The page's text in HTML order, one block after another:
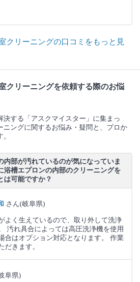
クリーニングの口コミをもっと見
クリーニングを依頼する際のお悩
決する「アスクマイスター」に集まっ
ニングに関するお悩み・疑問と、プロか
内部が汚れているのが気になっていま
浴槽エプロンの内部のクリーニングを
は可能ですか？
さん(岐阜県)
よく生えているので、取り外して洗浄
汚れ具合によっては高圧洗浄機を使用
合はオプション対応となります。 作業
だきます。
阜県)